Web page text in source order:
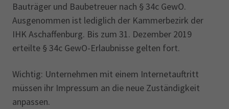
Bauträger und Baubetreuer nach § 34c GewO.
Ausgenommen ist lediglich der Kammerbezirk der
IHK Aschaffenburg. Bis zum 31. Dezember 2019
erteilte § 34c GewO-Erlaubnisse gelten fort.
Wichtig: Unternehmen mit einem Internetauftritt
müssen ihr Impressum an die neue Zuständigkeit
anpassen.